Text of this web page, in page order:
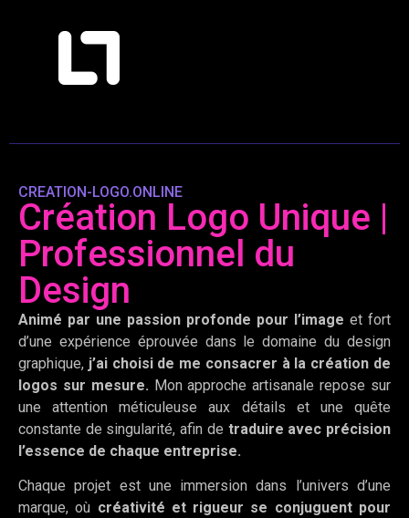
CREATION-LOGO.ONLINE
Création Logo Unique |
Professionnel du
Design
Animé par une passion profonde pour l’image et fort
d’une expérience éprouvée dans le domaine du design
graphique, j’ai choisi de me consacrer à la création de
logos sur mesure. Mon approche artisanale repose sur
une attention méticuleuse aux détails et une quête
constante de singularité, afin de traduire avec précision
l’essence de chaque entreprise.
Chaque projet est une immersion dans l’univers d’une
marque, où créativité et rigueur se conjuguent pour